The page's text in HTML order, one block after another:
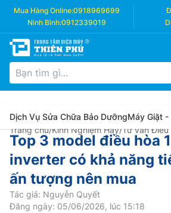
Mua Hàng Online:0918969699
Ninh Bình:0912339019
Dịch Vụ Sửa Chữa Bảo DưỡngMáy Giặt
Trang chủ/Kinh Nghiệm Hay/Tư vấn Điều
Top 3 model điều hòa
inverter có khả năng
ấn tượng nên mua
Tác giả: Nguyễn Quyết
Đăng ngày: 05/06/2026, lúc 15:18